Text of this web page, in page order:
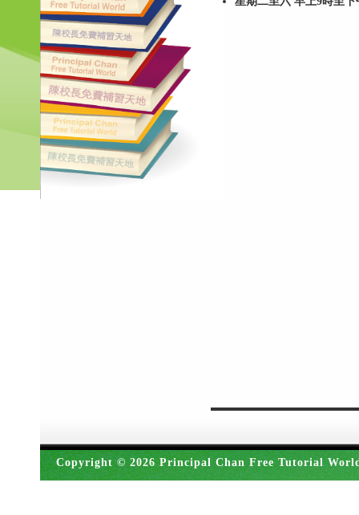
Copyright © 2026 Principal Chan Free Tutorial